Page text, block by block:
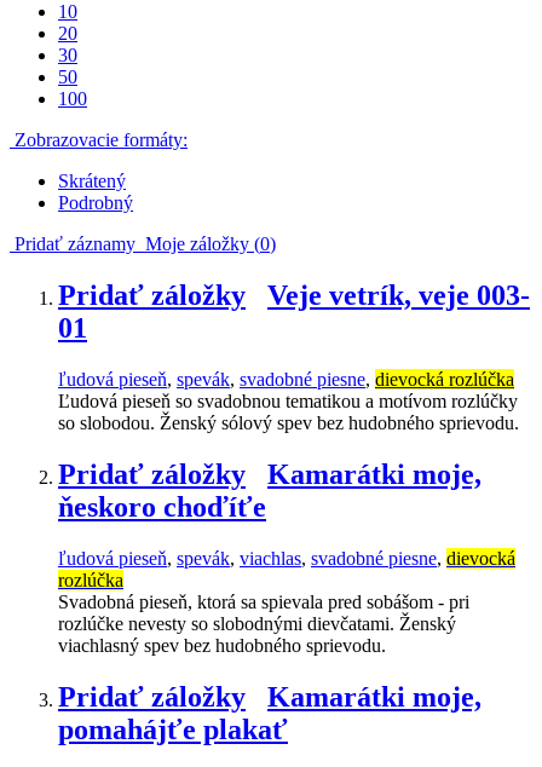
10
20
30
50
100
Zobrazovacie formáty:
Skrátený
Podrobný
Pridať záznamy Moje záložky (0)
Pridať záložky
Veje vetrík, veje 003-
01
ľudová pieseň, spevák, svadobné piesne, dievocká rozlúčka
Ľudová pieseň so svadobnou tematikou a motívom rozlúčky
so slobodou. Ženský sólový spev bez hudobného sprievodu.
Pridať záložky
Kamarátki moje,
ňeskoro choďíťe
ľudová pieseň, spevák, viachlas, svadobné piesne, dievocká
rozlúčka
Svadobná pieseň, ktorá sa spievala pred sobášom - pri
rozlúčke nevesty so slobodnými dievčatami. Ženský
viachlasný spev bez hudobného sprievodu.
Pridať záložky
Kamarátki moje,
pomahájťe plakať